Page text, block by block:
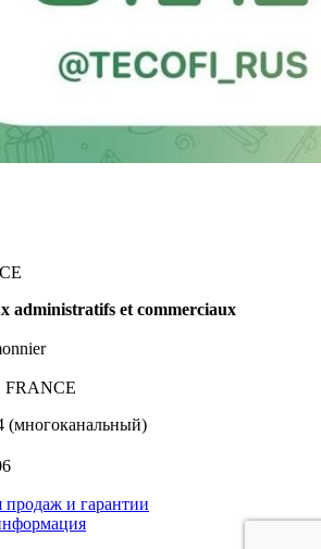
administratifs et commerciaux
FRANCE
(многоканальный)
и гарантии